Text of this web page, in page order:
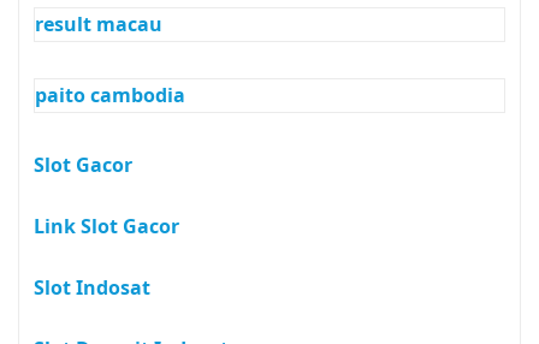
result macau
paito cambodia
Slot Gacor
Link Slot Gacor
Slot Indosat